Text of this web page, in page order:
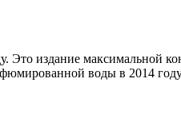
издание максимальной
воды в 2014